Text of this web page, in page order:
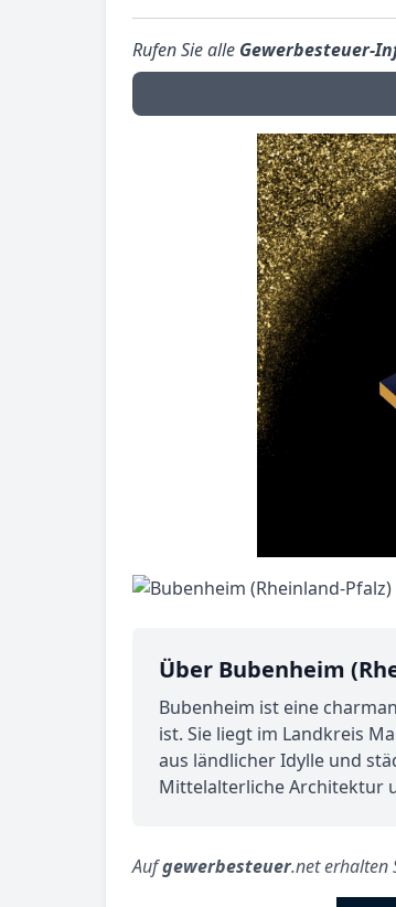
Rufen Sie alle Gewerbesteuer-
Über Bubenheim
Bubenheim ist eine
ist. Sie liegt im Landkreis
aus ländlicher Idylle und
Mittelalterliche Architektur
Aufgewerbesteuer.net erhalten